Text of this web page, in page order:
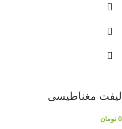
لیفت مغناطیسی
0 تومان